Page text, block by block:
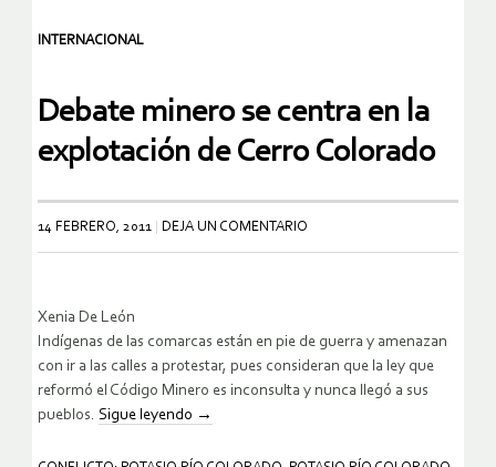
INTERNACIONAL
Debate minero se centra en la
explotación de Cerro Colorado
14 FEBRERO, 2011 DEJA UN COMENTARIO
Xenia De León
Indígenas de las comarcas están en pie de guerra y amenazan
con ir a las calles a protestar, pues consideran que la ley que
reformó el Código Minero es inconsulta y nunca llegó a sus
pueblos. Sigue leyendo →